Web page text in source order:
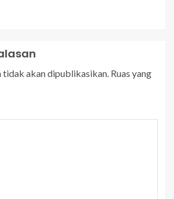
tidak akan dipublikasikan. Ruas yang